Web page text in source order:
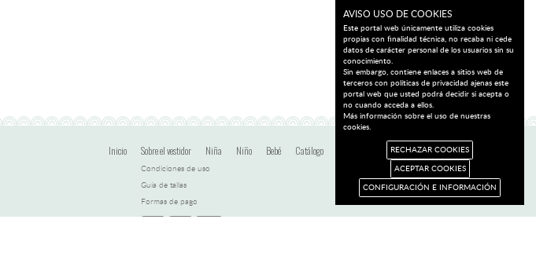
Inicio Sobre el vestidor
Condiciones de uso
Guía de tallas
Formas de pago
Niña Niño Bebé Catálogo Contacto
AVISO USO DE COOKIES
Este portal web únicamente utiliza cookies
propias con finalidad técnica, no recaba ni cede
datos de carácter personal de los usuarios sin su
conocimiento.
Sin embargo, contiene enlaces a sitios web de
terceros con políticas de privacidad ajenas este
portal web que usted podrá decidir si acepta o
no cuando acceda a ellos.
Más información sobre el uso de nuestras
cookies.
RECHAZAR COOKIES
ACEPTAR COOKIES
CONFIGURACIÓN E INFORMACIÓN